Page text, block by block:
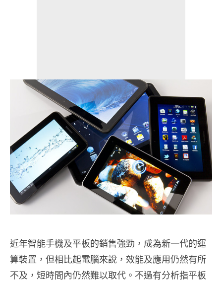
近年智能手機及平板的銷售強勁，成為新一代的運
算裝置，但相比起電腦來說，效能及應用仍然有所
不及，短時間內仍然難以取代。不過有分析指平板